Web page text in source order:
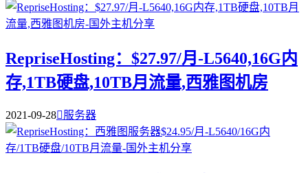
RepriseHosting：$27.97/月-L5640,16G内
存,1TB硬盘,10TB月流量,西雅图机房
2021-09-28服务器